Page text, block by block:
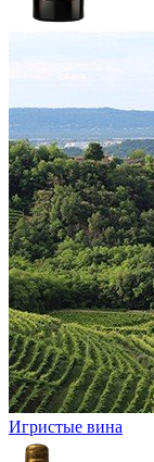
Игристые вина